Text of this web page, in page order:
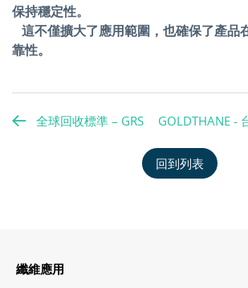
保持穩定性。
這不僅擴大了應用範圍，也確保了產品
靠性。
全球回收標準 – GRS GOLDTHANE -
回到列表
纖維應用